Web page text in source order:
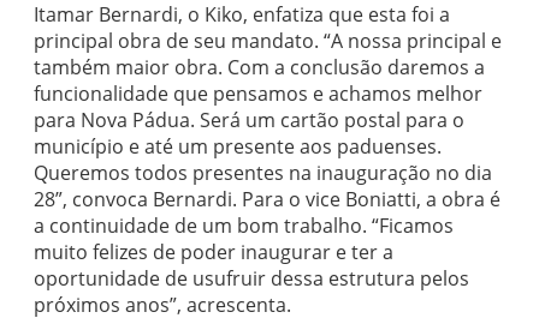
Itamar Bernardi, o Kiko, enfatiza que esta foi a
principal obra de seu mandato. “A nossa principal e
também maior obra. Com a conclusão daremos a
funcionalidade que pensamos e achamos melhor
para Nova Pádua. Será um cartão postal para o
município e até um presente aos paduenses.
Queremos todos presentes na inauguração no dia
28”, convoca Bernardi. Para o vice Boniatti, a obra é
a continuidade de um bom trabalho. “Ficamos
muito felizes de poder inaugurar e ter a
oportunidade de usufruir dessa estrutura pelos
próximos anos”, acrescenta.